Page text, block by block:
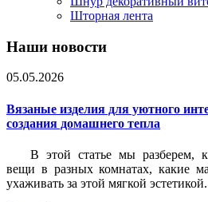
Шторная лента
Наши новости
05.05.2026
Вязаные изделия для уютного
создания домашнего тепла
В этой статье мы разберем,
вещи в разных комнатах, какие
ухаживать за этой мягкой эстетикой.